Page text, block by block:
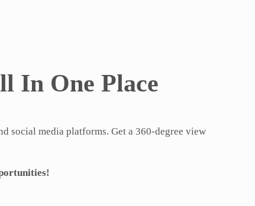
In One Place
social media platforms. Get a 360-degree view